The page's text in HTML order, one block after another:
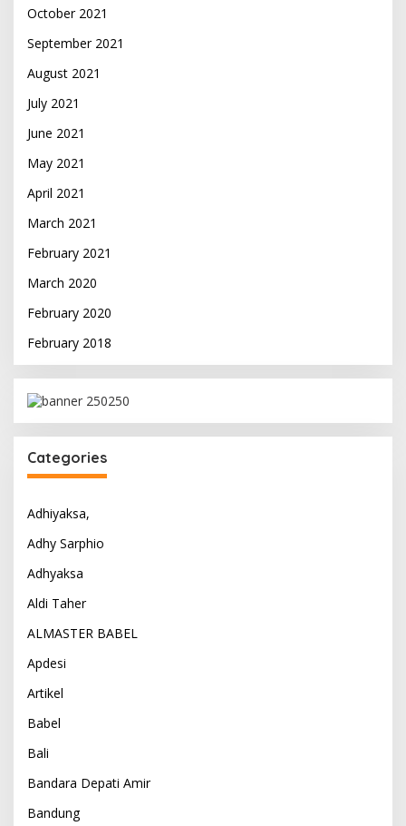
October 2021
September 2021
August 2021
July 2021
June 2021
May 2021
April 2021
March 2021
February 2021
March 2020
February 2020
February 2018
Categories
Adhiyaksa,
Adhy Sarphio
Adhyaksa
Aldi Taher
ALMASTER BABEL
Apdesi
Artikel
Babel
Bali
Bandara Depati Amir
Bandung